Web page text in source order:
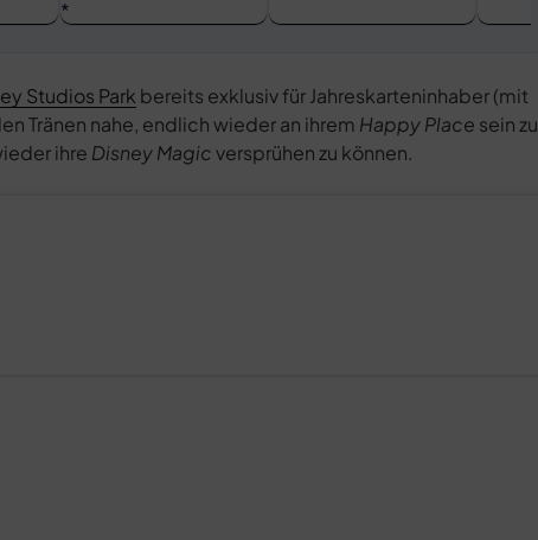
Studios Park bereits exklusiv für Jahreskarteninhaber (mit
Tränen nahe, endlich wieder an ihrem Happy Place sein zu
ihre Disney Magicversprühen zu können.